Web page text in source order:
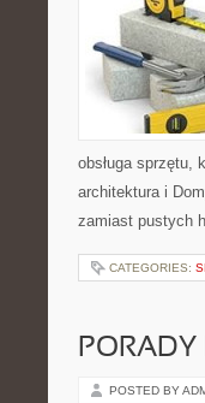
obsługa sprzętu,
architektura i
zamiast pustych
CATEGORIES:
POSTED BY